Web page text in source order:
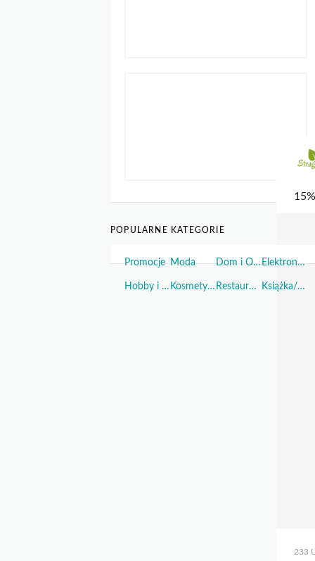
233
POPULARNE KATEGORIE
Promocje Moda Dom i Ogród Elektronika
Hobby i Sport Kosmetyki i Perfumy Restauracje i Żywność Książka/Muzyka/Film